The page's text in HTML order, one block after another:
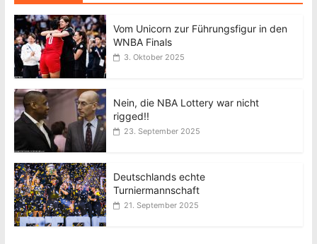
Vom Unicorn zur Führungsfigur in den
WNBA Finals
3. Oktober 2025
Nein, die NBA Lottery war nicht
rigged!!
23. September 2025
Deutschlands echte
Turniermannschaft
21. September 2025